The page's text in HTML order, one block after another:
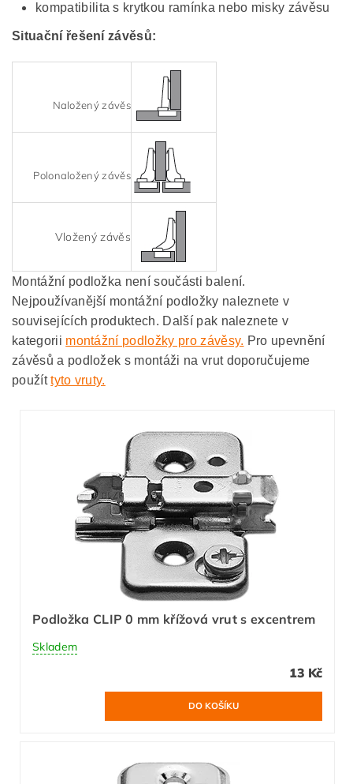
kompatibilita s krytkou ramínka nebo misky závěsu
Situační řešení závěsů:
Naložený závěs
Polonaložený závěs
Vložený závěs
Montážní podložka není součásti balení.
Nejpoužívanější montážní podložky naleznete v
souvisejících produktech. Další pak naleznete v
kategorii montážní podložky pro závěsy. Pro upevnění
závěsů a podložek s montáži na vrut doporučujeme
použíttyto vruty.
Podložka CLIP 0 mm křížová vrut s excentrem
Skladem
13 Kč